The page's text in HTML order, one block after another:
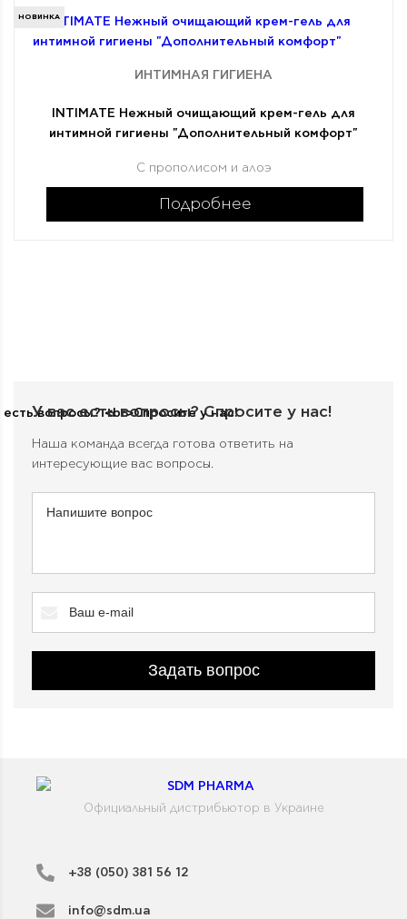
НОВИНКА
ИНТИМНАЯ ГИГИЕНА
INTIMATE Нежный очищающий крем-гель для
интимной гигиены "Дополнительный комфорт"
С прополисом и алоэ
Подробнее
У вас есть вопросы?Спросите у нас!
Наша команда всегда готова ответить на
интересующие вас вопросы.
Задать вопрос
Официальный дистрибьютор в Украине
+38 (050) 381 56 12
info@sdm.ua